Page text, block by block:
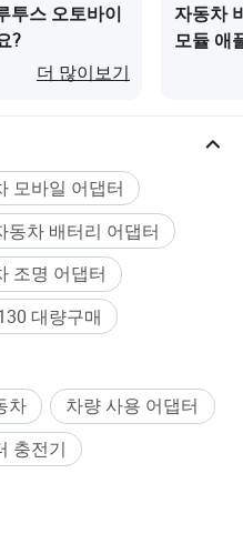
투스 오토바이
?
더 많이보기
자동차
모듈 애
모바일 어댑터
동차 배터리 어댑터
조명 어댑터
대량구매
차
차량 사용 어댑터
충전기